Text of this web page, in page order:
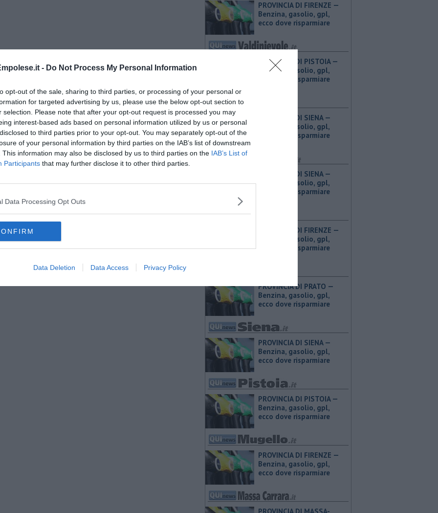
- Do Not Process My Personal Information
opt-out of the sale, sharing to third parties, or processing of your personal or
for targeted advertising by us, please use the below opt-out section to
selection. Please note that after your opt-out request is processed you may
interest-based ads based on personal information utilized by us or personal
to third parties prior to your opt-out. You may separately opt-out of the
of your personal information by third parties on the IAB’s list of downstream
This information may also be disclosed by us to third parties on the IAB’s List of
Participants that may further disclose it to other third parties.
Data Processing Opt Outs
Data Deletion Data Access Privacy Policy
PROVINCIA DI FIRENZE — ​
Benzina, gasolio, gpl,
ecco dove risparmiare
PROVINCIA DI PISTOIA — ​
Benzina, gasolio, gpl,
ecco dove risparmiare
PROVINCIA DI SIENA — ​
Benzina, gasolio, gpl,
ecco dove risparmiare
PROVINCIA DI SIENA — ​
Benzina, gasolio, gpl,
ecco dove risparmiare
PROVINCIA DI FIRENZE — ​
Benzina, gasolio, gpl,
ecco dove risparmiare
PROVINCIA DI PRATO — ​
Benzina, gasolio, gpl,
ecco dove risparmiare
PROVINCIA DI SIENA — ​
Benzina, gasolio, gpl,
ecco dove risparmiare
PROVINCIA DI PISTOIA — ​
Benzina, gasolio, gpl,
ecco dove risparmiare
PROVINCIA DI FIRENZE — ​
Benzina, gasolio, gpl,
ecco dove risparmiare